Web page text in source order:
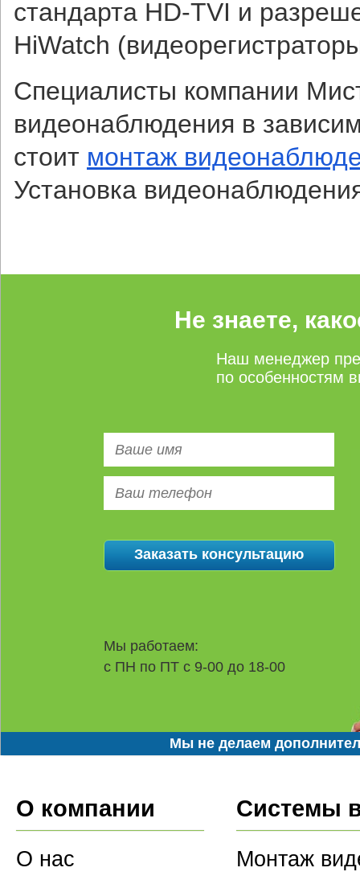
стандарта HD-TVI и
HiWatch
Специалисты компании
видеонаблюдения в
стоит монтаж
Установка
Не знаете,
Наш менеджер
по особенностям
Мы работаем:
с ПН по ПТ с 9-00 до 18-00
Мы не делаем
О компании
О нас
Системы
Монтаж